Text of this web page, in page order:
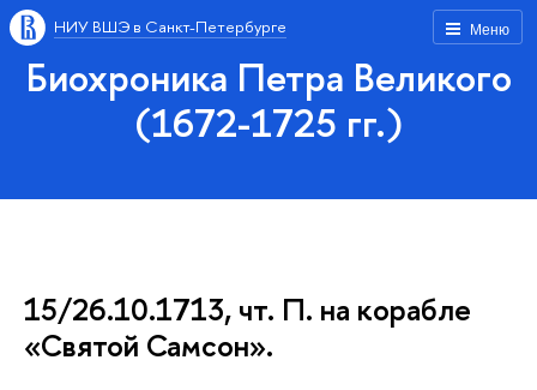
Меню
НИУ ВШЭ в Санкт-Петербурге
Биохроника Петра Великого
(1672-1725 гг.)
15/26.10.1713, чт. П. на корабле
«Святой Самсон».